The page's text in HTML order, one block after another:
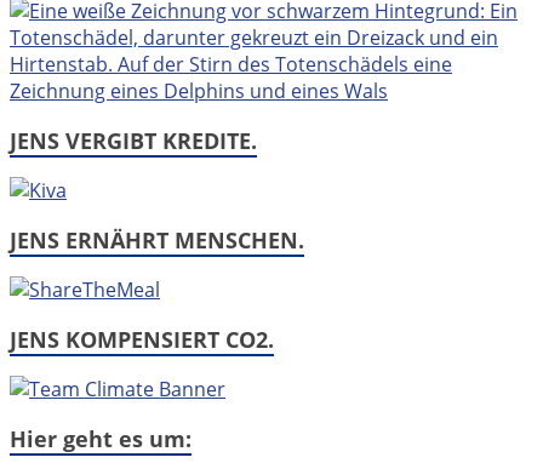
JENS VERGIBT KREDITE.
JENS ERNÄHRT MENSCHEN.
JENS KOMPENSIERT CO2.
Hier geht es um: